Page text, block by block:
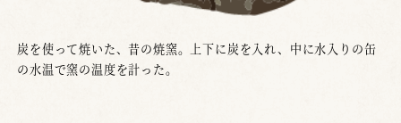
炭を使って焼いた、昔の焼窯。上下に炭を入れ、中に水入りの缶
の水温で窯の温度を計った。